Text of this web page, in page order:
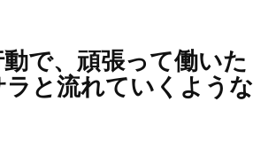
で、頑張って働いた
と流れていくような